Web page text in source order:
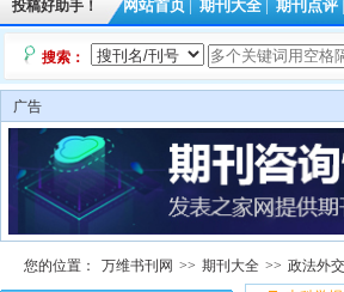
投稿好助手！ 网站首页 期刊大全 期刊点评
搜索：
广告
您的位置： 万维书刊网 >> 期刊大全 >> 政法外